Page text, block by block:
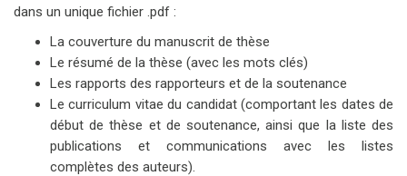
dans un unique fichier .pdf :
La couverture du manuscrit de thèse
Le résumé de la thèse (avec les mots clés)
Les rapports des rapporteurs et de la soutenance
Le curriculum vitae du candidat (comportant les dates de
début de thèse et de soutenance, ainsi que la liste des
publications et communications avec les listes
complètes des auteurs).